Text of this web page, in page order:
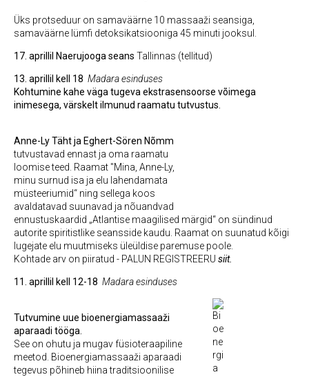
Üks protseduur on samaväärne 10 massaaži seansiga,
samaväärne lümfi detoksikatsiooniga 45 minuti jooksul.
17. aprillil Naerujooga seans Tallinnas (tellitud)
13. aprillil kell 18 Madara esinduses
Kohtumine kahe väga tugeva ekstrasensoorse võimega
inimesega, värskelt ilmunud raamatu tutvustus.
Anne-Ly Täht ja Eghert-Sören Nõmm
tutvustavad ennast ja oma raamatu
loomise teed. Raamat "Mina, Anne-Ly,
minu surnud isa ja elu lahendamata
müsteeriumid“ ning sellega koos
avaldatavad suunavad ja nõuandvad
ennustuskaardid „Atlantise maagilised märgid“ on sündinud
autorite spiritistlike seansside kaudu. Raamat on suunatud kõigi
lugejate elu muutmiseks üleüldise paremuse poole.
Kohtade arv on piiratud - PALUN REGISTREERU siit.
11. aprillil kell 12-18 Madara esinduses
Tutvumine uue bioenergiamassaaži
aparaadi tööga.
See on ohutu ja mugav füsioteraapiline
meetod. Bioenergiamassaaži aparaadi
tegevus põhineb hiina traditsioonilise